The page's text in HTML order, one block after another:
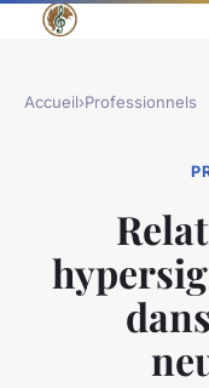
Accueil›Professionnels